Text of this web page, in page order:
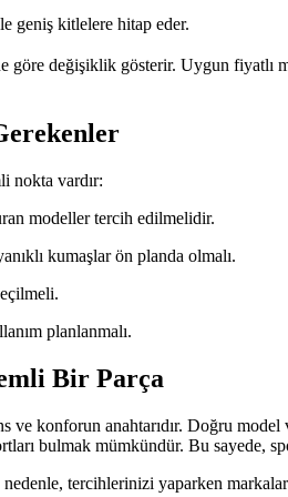
geniş kitlelere hitap eder.
değişiklik gösterir. Uygun
nokta vardır:
modeller tercih edilmelidir.
kumaşlar ön planda olmalı.
planlanmalı.
Bir Parça
konforun anahtarıdır. Doğru
bulmak mümkündür. Bu sayede,
tercihlerinizi yaparken